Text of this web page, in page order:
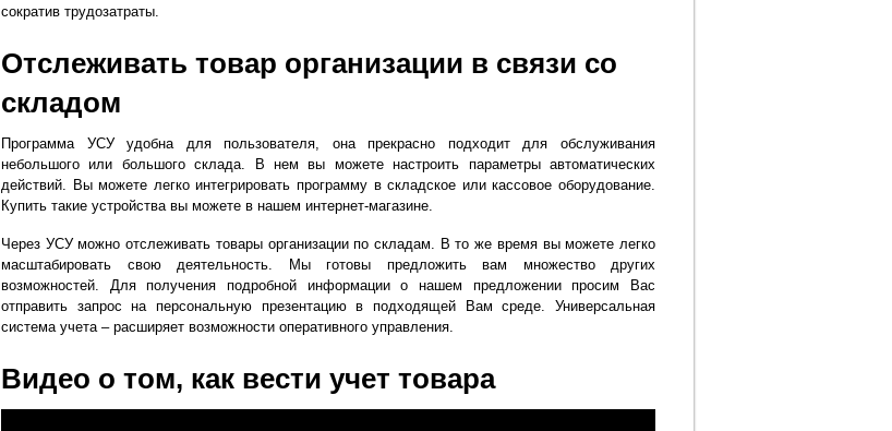
сократив трудозатраты.
Отслеживать товар организации в связи со
складом
Программа УСУ удобна для пользователя, она прекрасно подходит для обслуживания
небольшого или большого склада. В нем вы можете настроить параметры автоматических
действий. Вы можете легко интегрировать программу в складское или кассовое оборудование.
Купить такие устройства вы можете в нашем интернет-магазине.
Через УСУ можно отслеживать товары организации по складам. В то же время вы можете легко
масштабировать свою деятельность. Мы готовы предложить вам множество других
возможностей. Для получения подробной информации о нашем предложении просим Вас
отправить запрос на персональную презентацию в подходящей Вам среде. Универсальная
система учета – расширяет возможности оперативного управления.
Видео о том, как вести учет товара